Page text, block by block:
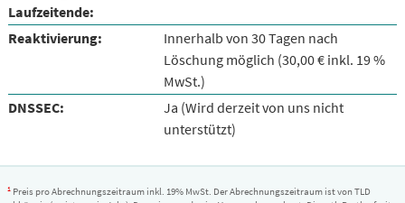
Laufzeitende:
Reaktivierung:
Innerhalb von 30 Tagen nach
Löschung möglich (30,00 € inkl. 19 %
MwSt.)
DNSSEC:
Ja (Wird derzeit von uns nicht
unterstützt)
1Preis pro Abrechnungszeitraum inkl. 19% MwSt. Der Abrechnungszeitraum ist von TLD